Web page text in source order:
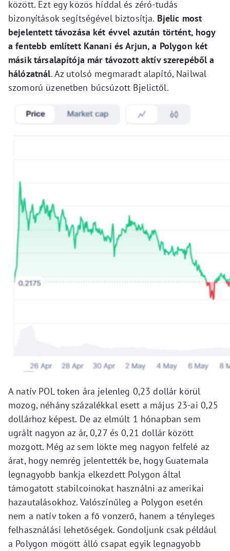
között. Ezt egy közös híddal és zéró-tudás
bizonyítások segítségével biztosítja. Bjelic most
bejelentett távozása két évvel azután történt, hogy
a fentebb említett Kanani és Arjun, a Polygon két
másik társalapítója már távozott aktív szerepéből a
hálózatnál. Az utolsó megmaradt alapító, Nailwal
szomorú üzenetben búcsúzott Bjelictől.
A natív POL token ára jelenleg 0,23 dollár körül
mozog, néhány százalékkal esett a május 23-ai 0,25
dollárhoz képest. De az elmúlt 1 hónapban sem
ugrált nagyon az ár, 0,27 és 0,21 dollár között
mozgott. Még az sem lökte meg nagyon felfelé az
árat, hogy nemrég jelentették be, hogy Guatemala
legnagyobb bankja elkezdett Polygon által
támogatott stabilcoinokat használni az amerikai
hazautalásokhoz. Valószínűleg a Polygon esetén
nem a natív token a fő vonzerő, hanem a tényleges
felhasználási lehetőségek. Gondoljunk csak például
a Polygon mögött álló csapat egyik legnagyobb